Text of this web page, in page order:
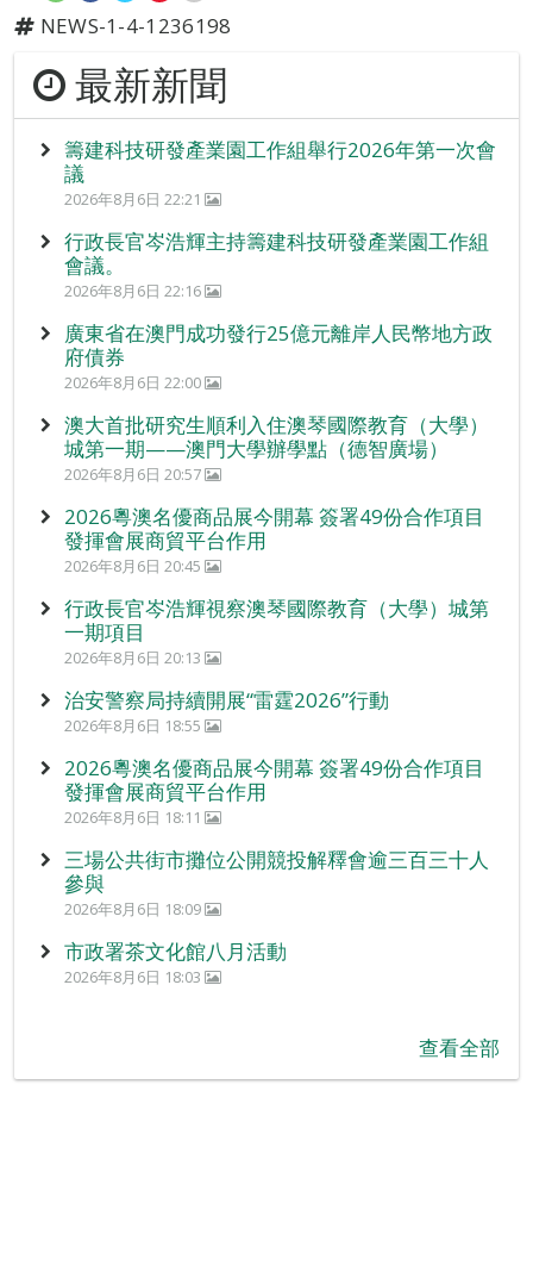
NEWS-1-4-1236198
最新新聞
籌建科技研發產業園工作組舉行2026年第一次會
議
2026年8月6日 22:21
行政長官岑浩輝主持籌建科技研發產業園工作組
會議。
2026年8月6日 22:16
廣東省在澳門成功發行25億元離岸人民幣地方政
府債券
2026年8月6日 22:00
澳大首批研究生順利入住澳琴國際教育（大學）
城第一期——澳門大學辦學點（德智廣場）
2026年8月6日 20:57
2026粵澳名優商品展今開幕 簽署49份合作項目
發揮會展商貿平台作用
2026年8月6日 20:45
行政長官岑浩輝視察澳琴國際教育（大學）城第
一期項目
2026年8月6日 20:13
治安警察局持續開展“雷霆2026”行動
2026年8月6日 18:55
2026粵澳名優商品展今開幕 簽署49份合作項目
發揮會展商貿平台作用
2026年8月6日 18:11
三場公共街市攤位公開競投解釋會逾三百三十人
參與
2026年8月6日 18:09
市政署茶文化館八月活動
2026年8月6日 18:03
查看全部